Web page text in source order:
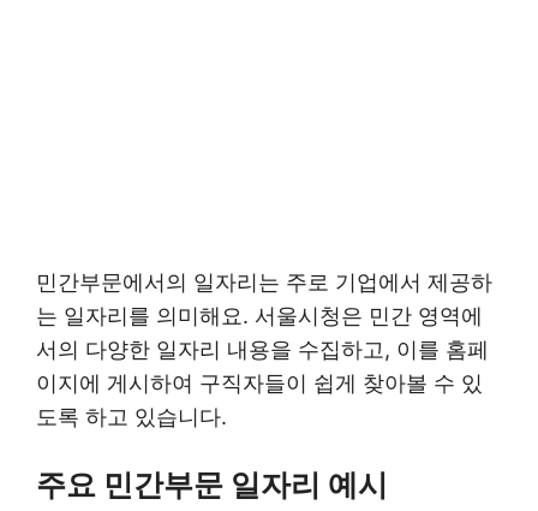
민간부문에서의 일자리는 주로 기업에서 제공하
는 일자리를 의미해요. 서울시청은 민간 영역에
서의 다양한 일자리 내용을 수집하고, 이를 홈페
이지에 게시하여 구직자들이 쉽게 찾아볼 수 있
도록 하고 있습니다.
주요 민간부문 일자리 예시